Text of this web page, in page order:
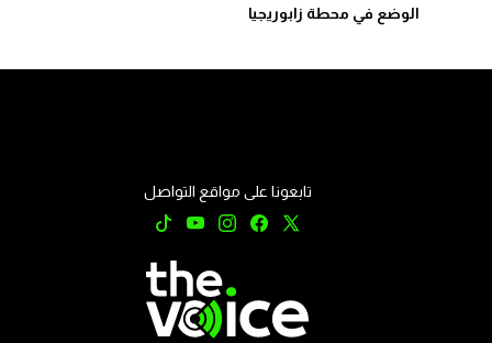
الوضع في محطة زابوريجيا
تابعونا على مواقع التواصل